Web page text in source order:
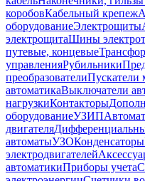
коробовКабельный крепеж
оборудованиеЭлектрощиты
электрощитаШины
путевые, концевые
управленияРубильники
преобразователиПускатели
автоматикаВыключатели
нагрузкиКонтакторы
оборудованиеУЗИП
двигателя
автоматыУЗОКонденсаторы
электродвигателей
автоматикиПриборы учета